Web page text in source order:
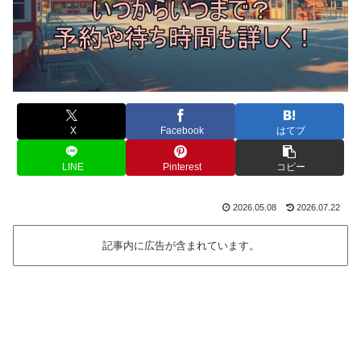
X Facebook はてブ
LINE Pinterest コピー
2026.05.08 2026.07.22
記事内に広告が含まれています。